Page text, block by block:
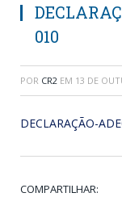
010
POR CR2 EM 13 DE
DECLARAÇÃO-
COMPARTILHAR: